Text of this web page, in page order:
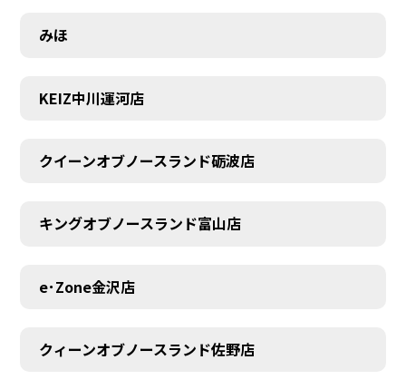
みほ
KEIZ中川運河店
クイーンオブノースランド砺波店
キングオブノースランド富山店
e･Zone金沢店
クィーンオブノースランド佐野店